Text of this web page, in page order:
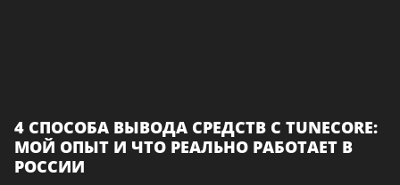
4 СПОСОБА ВЫВОДА СРЕДСТВ С TUNECORE:
МОЙ ОПЫТ И ЧТО РЕАЛЬНО РАБОТАЕТ В
РОССИИ